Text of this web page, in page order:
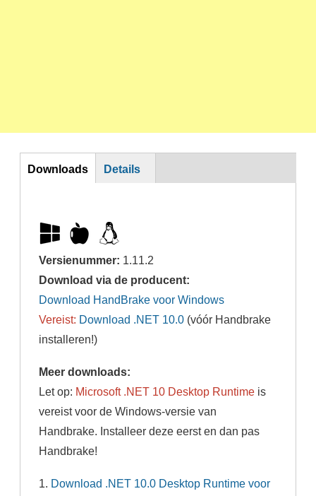
DL
Downloads Details
Versienummer: 1.11.2
Download via de producent:
Download HandBrake voor Windows
Vereist: Download .NET 10.0 (vóór Handbrake
installeren!)
Meer downloads:
Let op: Microsoft .NET 10 Desktop Runtime is
vereist voor de Windows-versie van
Handbrake. Installeer deze eerst en dan pas
Handbrake!
1. Download .NET 10.0 Desktop Runtime voor